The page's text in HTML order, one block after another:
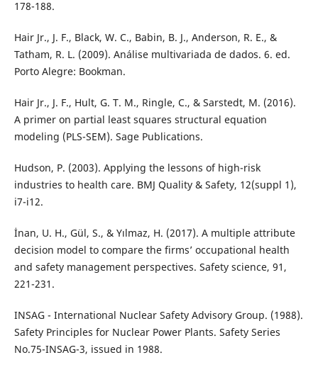
178-188.
Hair Jr., J. F., Black, W. C., Babin, B. J., Anderson, R. E., &
Tatham, R. L. (2009). Análise multivariada de dados. 6. ed.
Porto Alegre: Bookman.
Hair Jr., J. F., Hult, G. T. M., Ringle, C., & Sarstedt, M. (2016).
A primer on partial least squares structural equation
modeling (PLS-SEM). Sage Publications.
Hudson, P. (2003). Applying the lessons of high-risk
industries to health care. BMJ Quality & Safety, 12(suppl 1),
i7-i12.
İnan, U. H., Gül, S., & Yılmaz, H. (2017). A multiple attribute
decision model to compare the firms’ occupational health
and safety management perspectives. Safety science, 91,
221-231.
INSAG - International Nuclear Safety Advisory Group. (1988).
Safety Principles for Nuclear Power Plants. Safety Series
No.75-INSAG-3, issued in 1988.